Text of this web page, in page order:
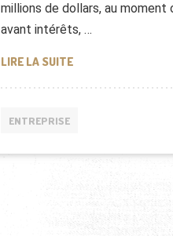
millions de dollars, au moment
avant intérêts, …
LIRE LA SUITEETIHAD AIRWAYS
ENTREPRISE